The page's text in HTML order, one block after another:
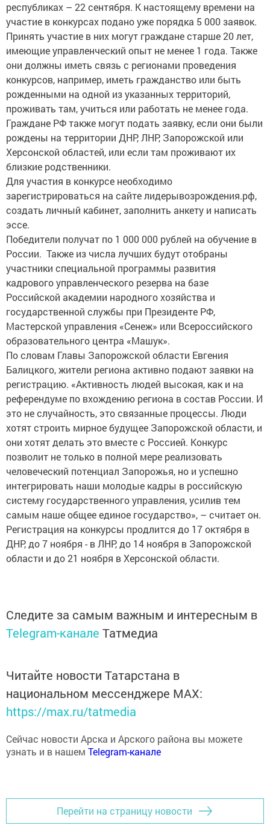
участие в конкурсах подано уже порядка 5 000 заявок.
Принять участие в них могут граждане старше 20 лет,
имеющие управленческий опыт не менее 1 года. Также
они должны иметь связь с регионами проведения
конкурсов, например, иметь гражданство или быть
рожденными на одной из указанных территорий,
проживать там, учиться или работать не менее года.
Граждане РФ также могут подать заявку, если они были
рождены на территории ДНР, ЛНР, Запорожской или
Херсонской областей, или если там проживают их
близкие родственники.
Для участия в конкурсе необходимо
зарегистрироваться на сайте лидерывозрождения.рф,
создать личный кабинет, заполнить анкету и написать
эссе.
Победители получат по 1 000 000 рублей на обучение в
России. Также из числа лучших будут отобраны
участники специальной программы развития
кадрового управленческого резерва на базе
Российской академии народного хозяйства и
государственной службы при Президенте РФ,
Мастерской управления «Сенеж» или Всероссийского
образовательного центра «Машук».
По словам Главы Запорожской области Евгения
Балицкого, жители региона активно подают заявки на
регистрацию. «Активность людей высокая, как и на
референдуме по вхождению региона в состав России. И
это не случайность, это связанные процессы. Люди
хотят строить мирное будущее Запорожской области, и
они хотят делать это вместе с Россией. Конкурс
позволит не только в полной мере реализовать
человеческий потенциал Запорожья, но и успешно
интегрировать наши молодые кадры в российскую
систему государственного управления, усилив тем
самым наше общее единое государство», – считает он.
Регистрация на конкурсы продлится до 17 октября в
ДНР, до 7 ноября - в ЛНР, до 14 ноября в Запорожской
области и до 21 ноября в Херсонской области.
Telegram-каналеТатмедиа
национальном мессенджере MАХ:
https://max.ru/tatmedia
узнать и в нашемTelegram-канале
Перейти на страницу новости